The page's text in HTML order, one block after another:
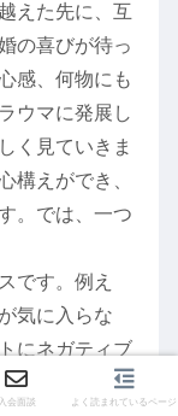
えた先に、互
の喜びが待っ
感、何物にも
ウマに発展し
く見ていきま
構えができ、
。では、一つ
です。例え
気に入らな
にネガティブ
。これは本当
入会面談 よく読まれているページ